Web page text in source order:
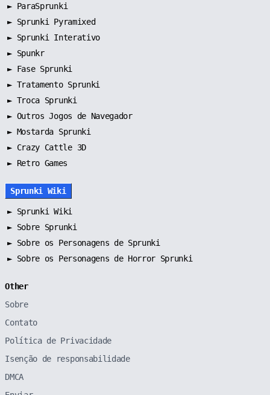
► ParaSprunki
► Sprunki Pyramixed
► Sprunki Interativo
► Spunkr
► Fase Sprunki
► Tratamento Sprunki
► Troca Sprunki
► Outros Jogos de Navegador
► Mostarda Sprunki
► Crazy Cattle 3D
► Retro Games
Sprunki Wiki
► Sprunki Wiki
► Sobre Sprunki
► Sobre os Personagens de Sprunki
► Sobre os Personagens de Horror Sprunki
Other
Sobre
Contato
Política de Privacidade
Isenção de responsabilidade
DMCA